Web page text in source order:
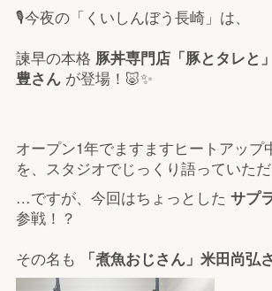
🎙️今夜の「くいしんぼう長崎」は、
諫早の本格 豚丼専門店「豚とタレと」
豊さんが登場！🐷✨
オープン1年でますますヒートアップ
を、スタジオでじっくり語っていただ
…ですが、今回はちょっとした サプ
参戦！？
その名も
「煮魚おじさん」米田尚弘